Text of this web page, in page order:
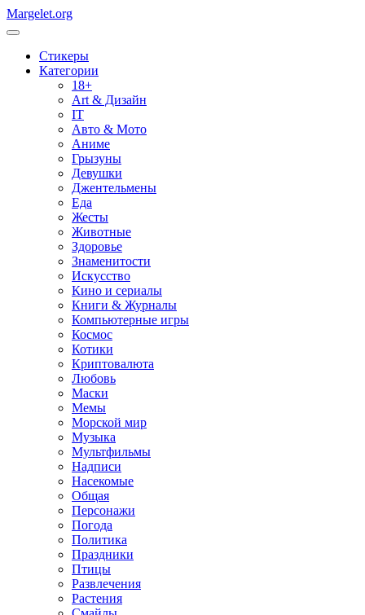
Margelet.org
Стикеры
Категории
18+
Art & Дизайн
IT
Авто & Мото
Аниме
Грызуны
Девушки
Джентельмены
Еда
Жесты
Животные
Здоровье
Знаменитости
Искусство
Кино и сериалы
Книги & Журналы
Компьютерные игры
Космос
Котики
Криптовалюта
Любовь
Маски
Мемы
Морской мир
Музыка
Мультфильмы
Надписи
Насекомые
Общая
Персонажи
Погода
Политика
Праздники
Птицы
Развлечения
Растения